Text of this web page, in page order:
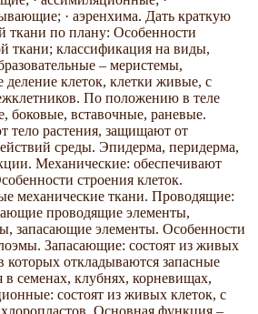
· аэренхима. Дать краткую
ткани по плану: Особенности
ткани; классификация на виды,
– меристемы,
деление клеток, клетки живые, с
По положению в теле
боковые, вставочные, раневые.
тело растения, защищают от
среды. Эпидерма, перидерма,
Механические: обеспечивают
строения клеток.
механические ткани. Проводящие:
проводящие элементы,
запасающие элементы. Особенности
Запасающие: состоят из живых
откладываются запасные
в семенах, клубнях, корневищах,
состоят из живых клеток, с
Основная функция –